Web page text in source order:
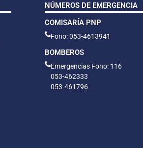
NÚMEROS DE EMERGENCIA
COMISARÍA PNP
Fono: 053-4613941
BOMBEROS
Emergencias Fono: 116
053-462333
053-461796